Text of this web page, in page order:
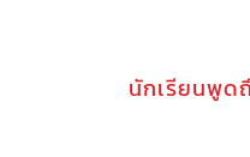
นักเรียนพูด